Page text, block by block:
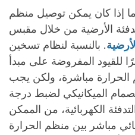
إذا كان يمكن توصيل منظم
الأرضية من خلال مقبس
. بالنسبة لنظام تسخين
للقيود المفروضة على مبدأ
مباشرة، ولكن يجب
الميكانيكي لضبط درجة
الكهربائية، من الممكن
مباشر بين منظم الحرارة